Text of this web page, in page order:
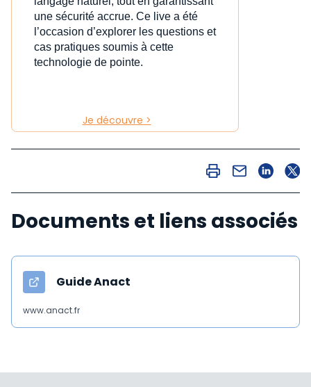
une sécurité accrue. Ce live a été
l’occasion d’explorer les questions et
cas pratiques soumis à cette
technologie de pointe.
Je découvre >
Documents et liens associés
Guide Anact
www.anact.fr